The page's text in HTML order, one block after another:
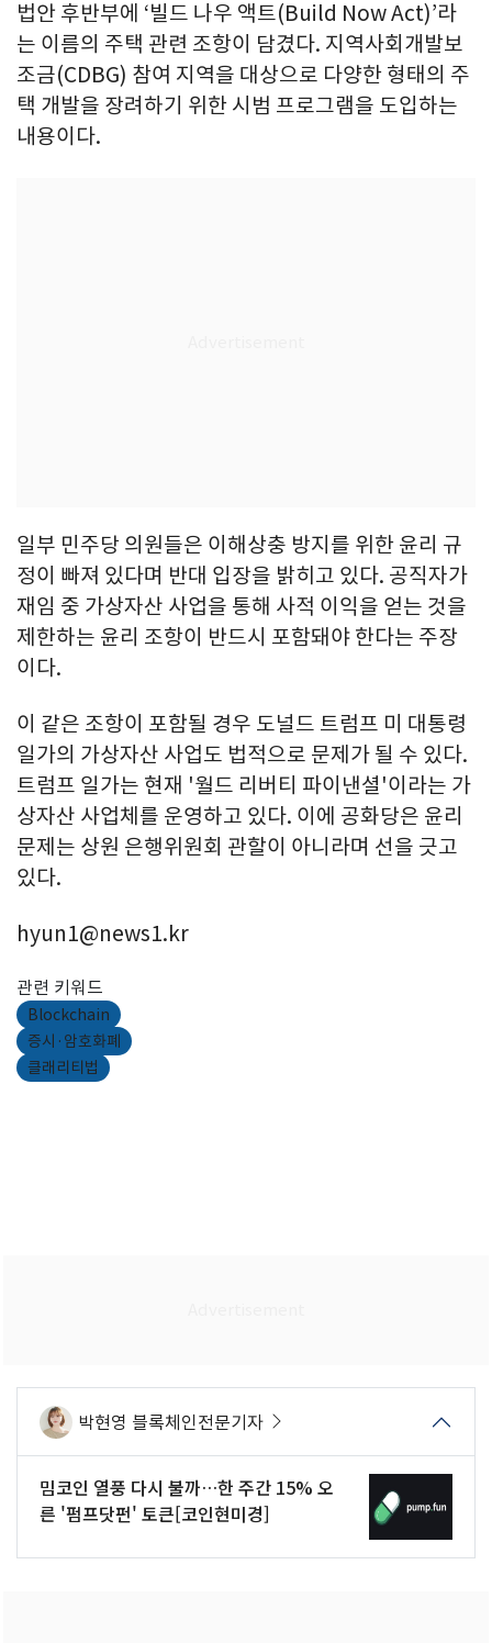
법안 후반부에 ‘빌드 나우 액트(Build Now Act)’라
는 이름의 주택 관련 조항이 담겼다. 지역사회개발보
조금(CDBG) 참여 지역을 대상으로 다양한 형태의 주
택 개발을 장려하기 위한 시범 프로그램을 도입하는
내용이다.
일부 민주당 의원들은 이해상충 방지를 위한 윤리 규
정이 빠져 있다며 반대 입장을 밝히고 있다. 공직자가
재임 중 가상자산 사업을 통해 사적 이익을 얻는 것을
제한하는 윤리 조항이 반드시 포함돼야 한다는 주장
이다.
이 같은 조항이 포함될 경우 도널드 트럼프 미 대통령
일가의 가상자산 사업도 법적으로 문제가 될 수 있다.
트럼프 일가는 현재 '월드 리버티 파이낸셜'이라는 가
상자산 사업체를 운영하고 있다. 이에 공화당은 윤리
문제는 상원 은행위원회 관할이 아니라며 선을 긋고
있다.
hyun1@news1.kr
관련 키워드
Blockchain
증시·암호화폐
클래리티법
박현영 블록체인전문기자
밈코인 열풍 다시 불까…한 주간 15% 오
른 '펌프닷펀' 토큰[코인현미경]